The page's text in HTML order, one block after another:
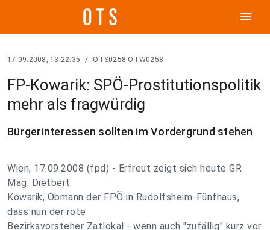
menu
17.09.2008, 13:22:35 / OTS0258 OTW0258
FP-Kowarik: SPÖ-Prostitutionspolitik
mehr als fragwürdig
Bürgerinteressen sollten im Vordergrund stehen
Wien, 17.09.2008 (fpd) - Erfreut zeigt sich heute GR
Mag. Dietbert
Kowarik, Obmann der FPÖ in Rudolfsheim-Fünfhaus,
dass nun der rote
Bezirksvorsteher Zatlokal - wenn auch "zufällig" kurz vor